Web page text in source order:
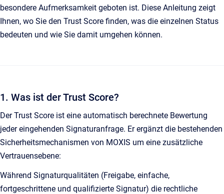
besondere Aufmerksamkeit geboten ist. Diese Anleitung zeigt
Ihnen, wo Sie den Trust Score finden, was die einzelnen Status
bedeuten und wie Sie damit umgehen können.
1. Was ist der Trust Score?
Der Trust Score ist eine automatisch berechnete Bewertung
jeder eingehenden Signaturanfrage. Er ergänzt die bestehenden
Sicherheitsmechanismen von MOXIS um eine zusätzliche
Vertrauensebene:
Während Signaturqualitäten (Freigabe, einfache,
fortgeschrittene und qualifizierte Signatur) die rechtliche